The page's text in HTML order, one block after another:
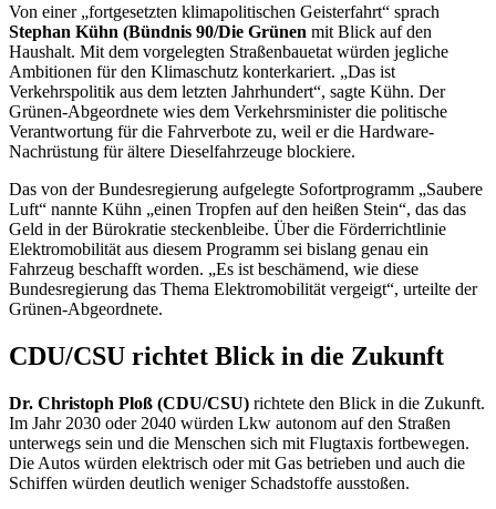
Von einer „fortgesetzten klimapolitischen Geisterfahrt“ sprach
Stephan Kühn (Bündnis 90/Die Grünen mit Blick auf den
Haushalt. Mit dem vorgelegten Straßenbauetat würden jegliche
Ambitionen für den Klimaschutz konterkariert. „Das ist
Verkehrspolitik aus dem letzten Jahrhundert“, sagte Kühn. Der
Grünen-Abgeordnete wies dem Verkehrsminister die politische
Verantwortung für die Fahrverbote zu, weil er die Hardware-
Nachrüstung für ältere Dieselfahrzeuge blockiere.
Das von der Bundesregierung aufgelegte Sofortprogramm „Saubere
Luft“ nannte Kühn „einen Tropfen auf den heißen Stein“, das das
Geld in der Bürokratie steckenbleibe. Über die Förderrichtlinie
Elektromobilität aus diesem Programm sei bislang genau ein
Fahrzeug beschafft worden. „Es ist beschämend, wie diese
Bundesregierung das Thema Elektromobilität vergeigt“, urteilte der
Grünen-Abgeordnete.
CDU/CSU richtet Blick in die Zukunft
Dr. Christoph Ploß (CDU/CSU) richtete den Blick in die Zukunft.
Im Jahr 2030 oder 2040 würden Lkw autonom auf den Straßen
unterwegs sein und die Menschen sich mit Flugtaxis fortbewegen.
Die Autos würden elektrisch oder mit Gas betrieben und auch die
Schiffen würden deutlich weniger Schadstoffe ausstoßen.